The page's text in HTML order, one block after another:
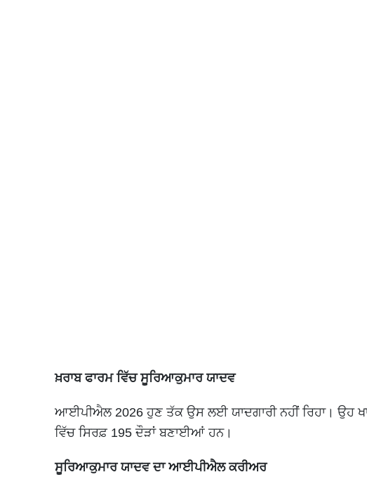
ਖ਼ਰਾਬ ਫਾਰਮ ਵਿੱਚ ਸੂਰਿਆਕੁਮਾਰ ਯਾਦਵ
ਆਈਪੀਐਲ 2026 ਹੁਣ ਤੱਕ ਉਸ ਲਈ ਯਾਦਗਾਰੀ ਨਹੀਂ ਰਿਹਾ। ਉਹ
ਵਿੱਚ ਸਿਰਫ਼ 195 ਦੌੜਾਂ ਬਣਾਈਆਂ ਹਨ।
ਸੂਰਿਆਕੁਮਾਰ ਯਾਦਵ ਦਾ ਆਈਪੀਐਲ ਕਰੀਅਰ